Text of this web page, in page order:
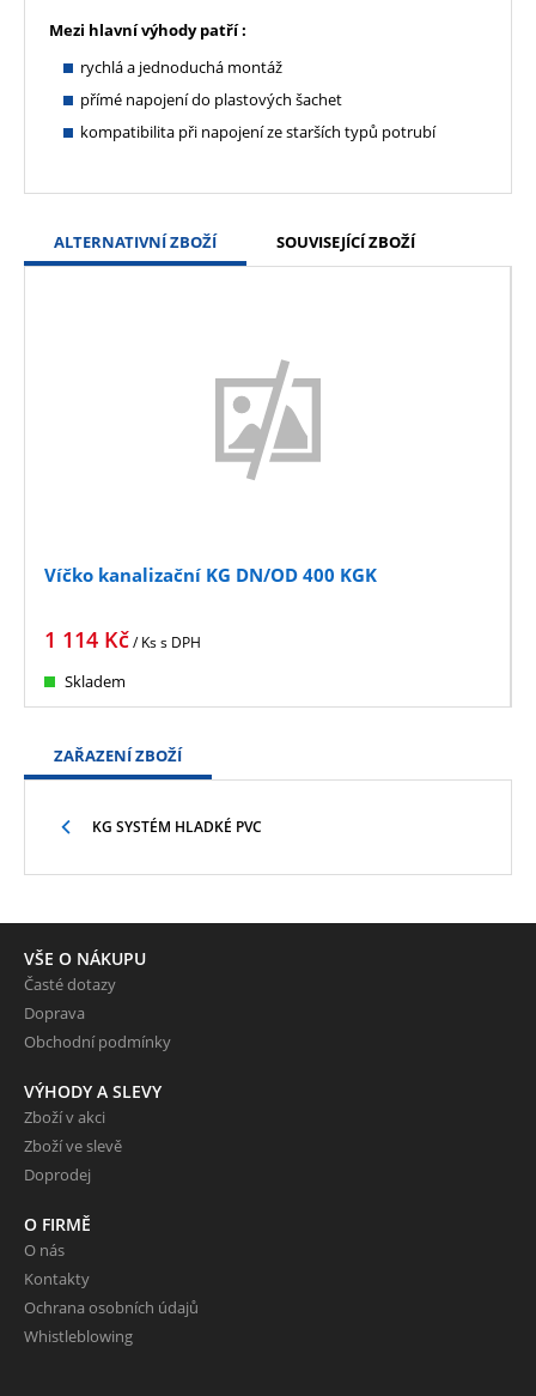
Mezi hlavní výhody patří :
rychlá a jednoduchá montáž
přímé napojení do plastových šachet
kompatibilita při napojení ze starších typů potrubí
ALTERNATIVNÍ ZBOŽÍ SOUVISEJÍCÍ ZBOŽÍ
Víčko kanalizační KG DN/OD 400 KGK
1 114 Kč/ Kss DPH
Skladem
ZAŘAZENÍ ZBOŽÍ
KG SYSTÉM HLADKÉ PVC
VŠE O NÁKUPU
Časté dotazy
Doprava
Obchodní podmínky
VÝHODY A SLEVY
Zboží v akci
Zboží ve slevě
Doprodej
O FIRMĚ
O nás
Kontakty
Ochrana osobních údajů
Whistleblowing